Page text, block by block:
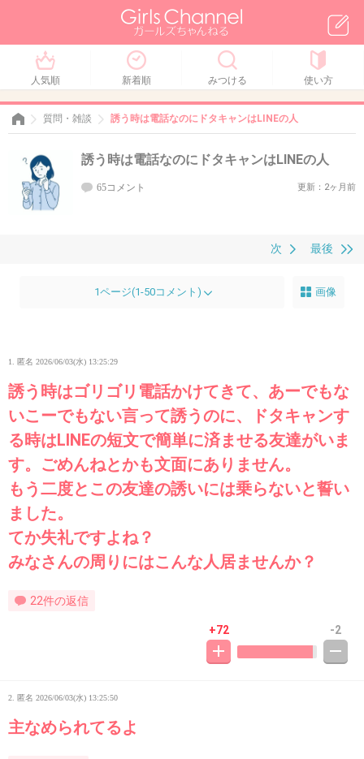
人気順 新着順 みつける 使い方
質問・雑談 誘う時は電話なのにドタキャンはLINEの人
誘う時は電話なのにドタキャンはLINEの人
65コメント 更新：2ヶ月前
最後
次
1ページ(1-50コメント) 画像
1. 匿名 2026/06/03(水) 13:25:29
誘う時はゴリゴリ電話かけてきて、あーでもな
いこーでもない言って誘うのに、ドタキャンす
る時はLINEの短文で簡単に済ませる友達がいま
す。ごめんねとかも文面にありません。
もう二度とこの友達の誘いには乗らないと誓い
ました。
てか失礼ですよね？
みなさんの周りにはこんな人居ませんか？
22件の返信
+72 -2
2. 匿名 2026/06/03(水) 13:25:50
主なめられてるよ